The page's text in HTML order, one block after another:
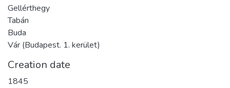
Gellérthegy
Tabán
Buda
Vár (Budapest. 1. kerület)
Creation date
1845